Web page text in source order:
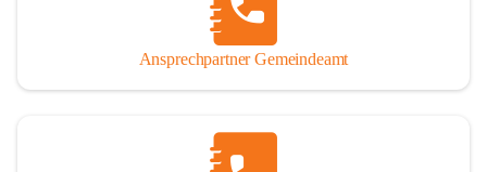
Ansprechpartner Gemeindeamt